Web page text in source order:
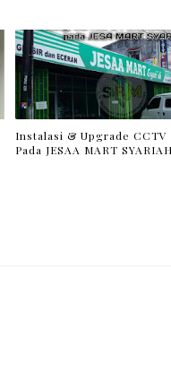
Instalasi & Upgrade CCTV
Pada JESAA MART SYARIAH